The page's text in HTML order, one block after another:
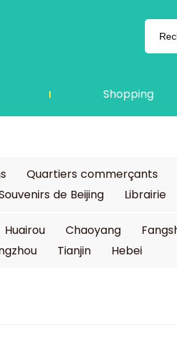
Shopping
Quartiers commerçants
de Beijing Librairie
Huairou Chaoyang
Tianjin Hebei